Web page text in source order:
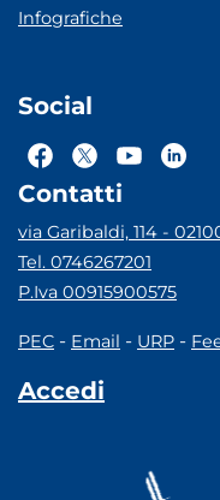
Infografiche
Social
Contatti
via Garibaldi, 114 -
Tel. 0746267201
P.Iva 00915900575
PEC - Email - URP -
Accedi